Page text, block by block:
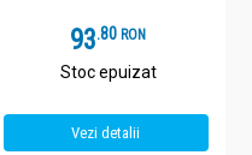
93.8 RON
Stoc epuizat
Vezi detalii